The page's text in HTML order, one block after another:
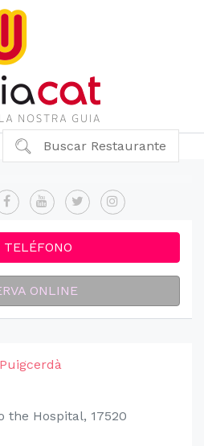
Buscar Restaurante
TELÉFONO
ONLINE
Puigcerdà
the Hospital, 17520